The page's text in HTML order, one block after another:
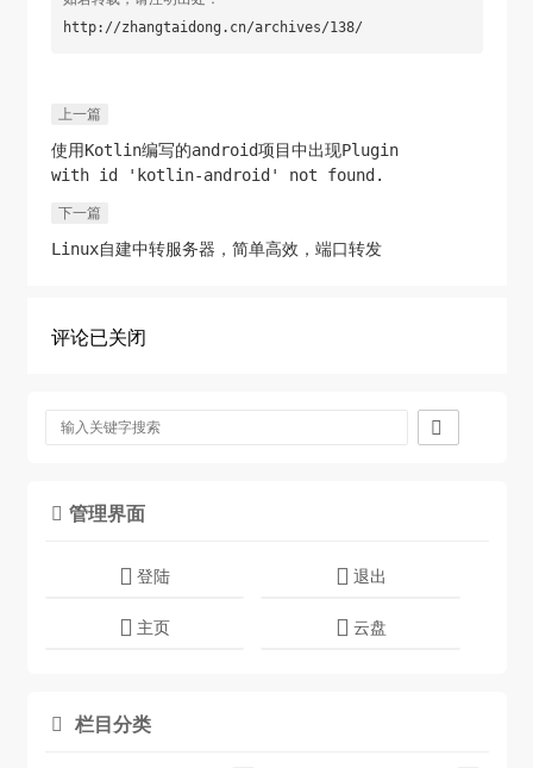
http://zhangtaidong.cn/archives/138/
上一篇
使用Kotlin编写的android项目中出现Plugin
with id 'kotlin-android' not found.
下一篇
Linux自建中转服务器，简单高效，端口转发
评论已关闭

 管理界面
登陆 退出
主页 云盘
 栏目分类